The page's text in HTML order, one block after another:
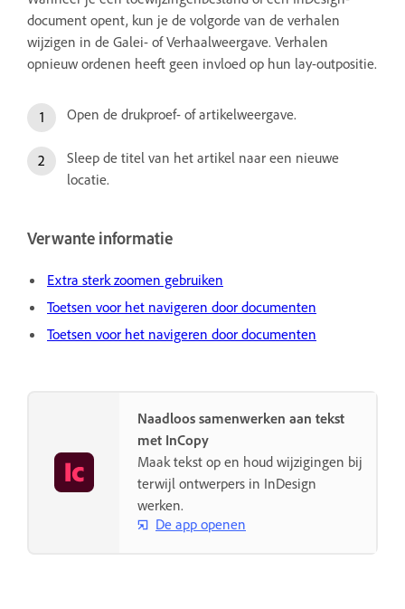
document opent, kun je de volgorde van de verhalen
wijzigen in de Galei- of Verhaalweergave. Verhalen
opnieuw ordenen heeft geen invloed op hun lay-outpositie.
Open de drukproef- of artikelweergave.
Sleep de titel van het artikel naar een nieuwe
locatie.
Verwante informatie
Extra sterk zoomen gebruiken
Toetsen voor het navigeren door documenten
Toetsen voor het navigeren door documenten
Naadloos samenwerken aan tekst
met InCopy
Maak tekst op en houd wijzigingen bij
terwijl ontwerpers in InDesign
werken.
De app openen